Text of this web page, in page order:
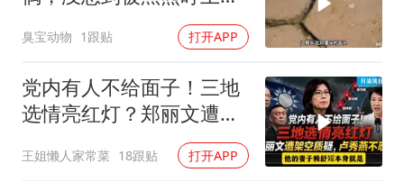
臭宝动物 1跟贴 打开APP
党内有人不给面子！三地
选情亮红灯？郑丽文遭架
空质疑，卢秀燕不忍了。
一起来听听
王姐懒人家常菜 18跟贴 打开APP